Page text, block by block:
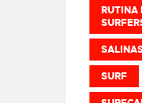
RUTINA
SURF